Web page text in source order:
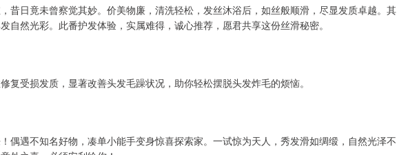
昔日竟未曾察觉其妙。价美物廉，清洗轻松，发丝沐浴后，如丝般顺滑，尽显发质卓越。其
自然光彩。此番护发体验，实属难得，诚心推荐，愿君共享这份丝滑秘密。
复受损发质，显著改善头发毛躁状况，助你轻松摆脱头发炸毛的烦恼。
偶遇不知名好物，凑单小能手变身惊喜探索家。一试惊为天人，秀发滑如绸缎，自然光泽不